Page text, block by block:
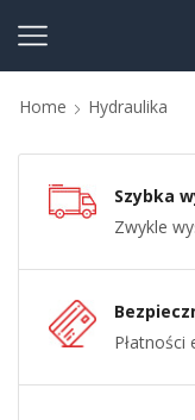
Home Hydraulika
Szybka
Zwykle
Płatności